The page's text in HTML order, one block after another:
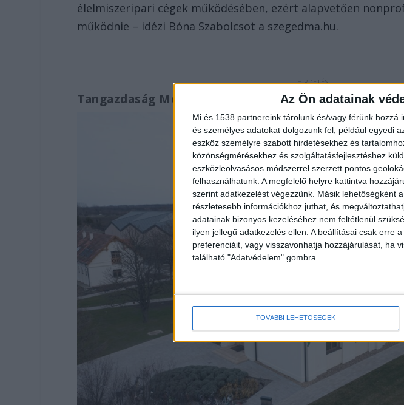
Az Ön adatainak
Mi és 1538 partnereink tárolunk és/vagy férünk hozzá
és személyes adatokat dolgozunk fel, például egyedi
eszköz személyre szabott hirdetésekhez és
közönségmérésekhez és szolgáltatásfejlesztéshez küld.
eszközleolvasásos módszerrel szerzett pontos
felhasználhatunk. A megfelelő helyre kattintva
szerint adatkezelést végezzünk. Másik lehetőségként
részletesebb információkhoz juthat, és
adatainak bizonyos kezeléséhez nem feltétlenül
ilyen jellegű adatkezelés ellen. A beállításai csak erre
preferenciáit, vagy visszavonhatja hozzájárulását, ha
található "Adatvédelem" gombra.
TOVÁBBI LEHETŐSÉGEK
élelmiszeripari cégek működésében, ezért alapvetően
működnie – idézi Bóna Szabolcsot a szegedma.hu.
Tangazdaság Mezőhegyesen